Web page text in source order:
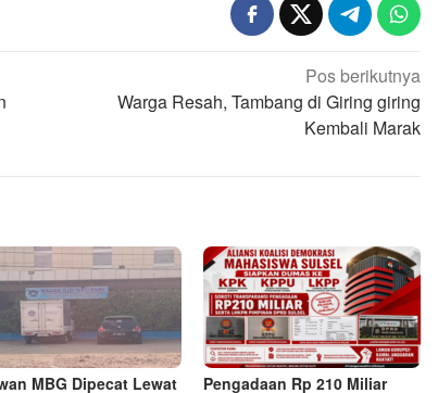
Pos berikutnya
Warga Resah, Tambang di Giring giring
Kembali Marak
MBG Dipecat Lewat
Pengadaan Rp 210 Miliar